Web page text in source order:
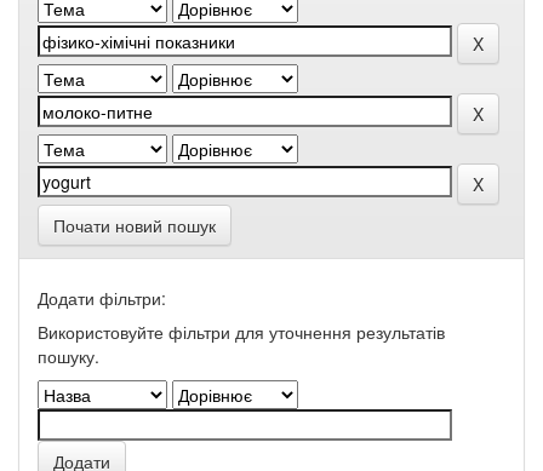
Почати новий пошук
Додати фільтри:
Використовуйте фільтри для уточнення результатів
пошуку.